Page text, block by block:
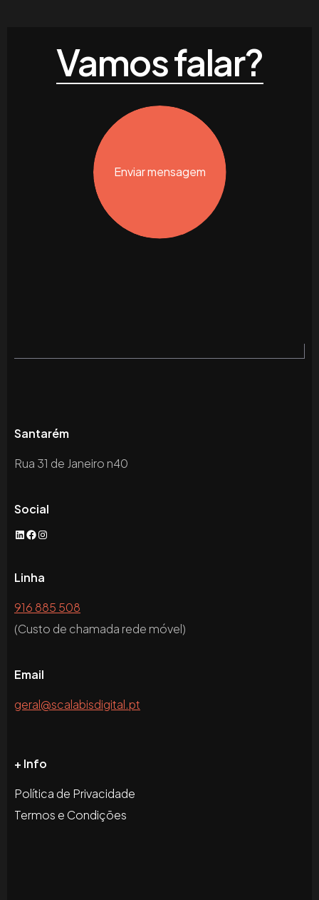
Vamos falar?
Enviar mensagem
Santarém
Rua 31 de Janeiro n40
Social
LinkedIn
Facebook
Instagram
Linha
916 885 508
(Custo de chamada rede móvel)
Email
geral@scalabisdigital.pt
+ Info
Política de Privacidade
Termos e Condições